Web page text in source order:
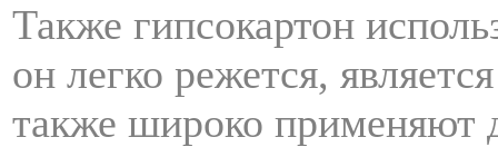
Также гипсокартон
он легко режется,
также широко применяют